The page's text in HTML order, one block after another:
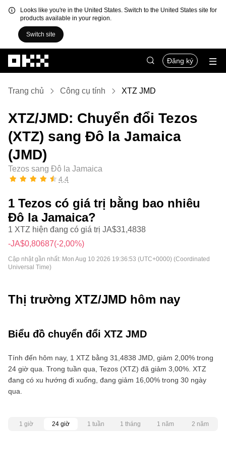
Looks like you're in the United States. Switch to the United States site for
products available in your region.
Switch site
Đăng ký
Trang chủ Công cụ tính XTZ JMD
XTZ/JMD: Chuyển đổi Tezos
(XTZ) sang Đô la Jamaica
(JMD)
Tezos sang Đô la Jamaica
4,4
1 Tezos có giá trị bằng bao nhiêu
Đô la Jamaica?
1 XTZ hiện đang có giá trị JA$31,4838
-JA$0,80687(-2,00%)
Cập nhật gần nhất: Mon Aug 10 2026 19:36:53 (UTC+0000) (Coordinated
Universal Time)
Thị trường XTZ/JMD hôm nay
Biểu đồ chuyển đổi XTZ JMD
Tính đến hôm nay, 1 XTZ bằng 31,4838 JMD, giảm 2,00% trong
24 giờ qua. Trong tuần qua, Tezos (XTZ) đã giảm 3,00%. XTZ
đang có xu hướng đi xuống, đang giảm 16,00% trong 30 ngày
qua.
1 giờ 24 giờ 1 tuần 1 tháng 1 năm 2 năm